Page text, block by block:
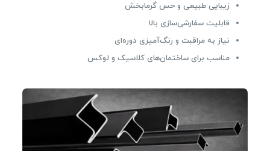
زیبایی طبیعی و حس گرمابخش
قابلیت سفارشی‌سازی بالا
نیاز به مراقبت و رنگ‌آمیزی دوره‌ای
مناسب برای ساختمان‌های کلاسیک و لوکس